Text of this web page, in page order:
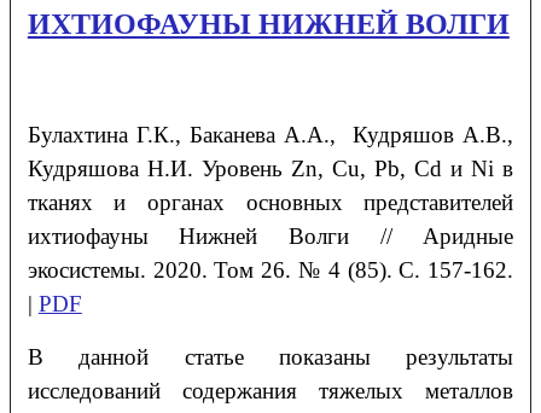
ИХТИОФАУНЫ НИЖНЕЙ ВОЛГИ
Булахтина Г.К., БаканеваА.А., КудряшовА.В.,
Кудряшова Н.И. Уровень Zn, Cu, Pb, Cd и Ni в
тканях и органах основных представителей
ихтиофауны Нижней Волги // Аридные
экосистемы. 2020. Том 26. № 4 (85). С. 157-162.
| PDF
В данной статье показаны результаты
исследований содержания тяжелых металлов